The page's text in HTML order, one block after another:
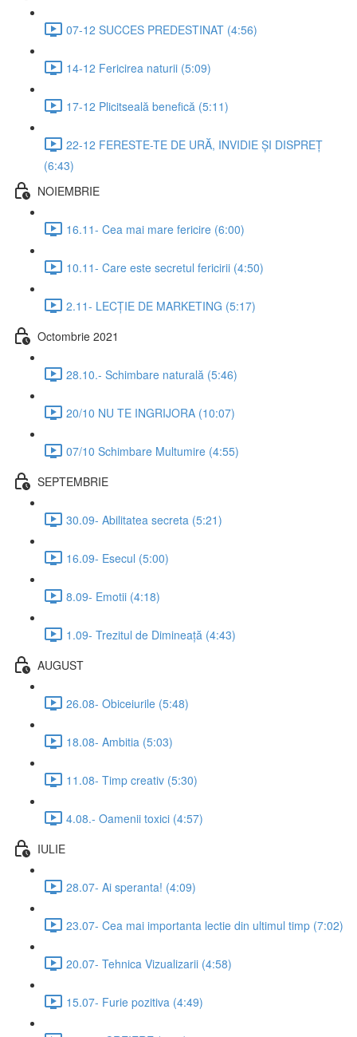
07-12 SUCCES PREDESTINAT (4:56)
14-12 Fericirea naturii (5:09)
17-12 Plicitseală benefică (5:11)
22-12 FERESTE-TE DE URĂ, INVIDIE ȘI DISPREȚ
(6:43)
NOIEMBRIE
16.11- Cea mai mare fericire (6:00)
10.11- Care este secretul fericirii (4:50)
2.11- LECȚIE DE MARKETING (5:17)
Octombrie 2021
28.10.- Schimbare naturală (5:46)
20/10 NU TE INGRIJORA (10:07)
07/10 Schimbare Multumire (4:55)
SEPTEMBRIE
30.09- Abilitatea secreta (5:21)
16.09- Esecul (5:00)
8.09- Emotii (4:18)
1.09- Trezitul de Dimineață (4:43)
AUGUST
26.08- Obiceiurile (5:48)
18.08- Ambitia (5:03)
11.08- Timp creativ (5:30)
4.08.- Oamenii toxici (4:57)
IULIE
28.07- Ai speranta! (4:09)
23.07- Cea mai importanta lectie din ultimul timp (7:02)
20.07- Tehnica Vizualizarii (4:58)
15.07- Furie pozitiva (4:49)